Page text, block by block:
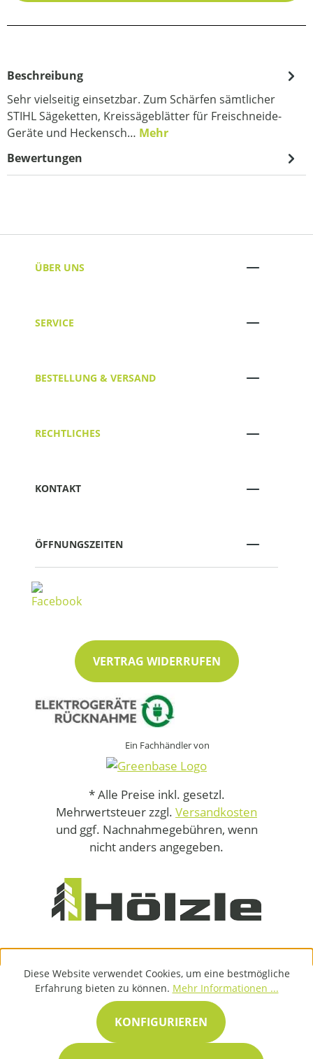
Beschreibung
Sehr vielseitig einsetzbar. Zum Schärfen sämtlicher
STIHL Sägeketten, Kreissägeblätter für Freischneide-
Geräte und Heckensch… Mehr
Bewertungen
ÜBER UNS
SERVICE
BESTELLUNG & VERSAND
RECHTLICHES
KONTAKT
ÖFFNUNGSZEITEN
VERTRAG WIDERRUFEN
Ein Fachhändler von
* Alle Preise inkl. gesetzl.
Mehrwertsteuer zzgl. Versandkosten
und ggf. Nachnahmegebühren, wenn
nicht anders angegeben.
Diese Website verwendet Cookies, um eine bestmögliche
Erfahrung bieten zu können. Mehr Informationen ...
KONFIGURIEREN